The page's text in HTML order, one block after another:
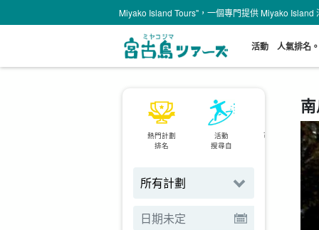
Miyako Island Tours"，一個專門提供 Miyako Island
活動 人氣排名。
熱門計劃
排名
活動
搜尋自
可當天預約